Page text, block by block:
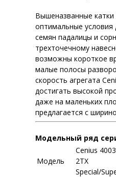
Вышеназванные катки
оптимальные условия
семян падалицы и
трехточечному
возможны короткое
малые полосы
скорость агрегата
достигать высокой
даже на маленьких
предлагается с
Модельный ряд
Модель
Cenius
2TX
Special/